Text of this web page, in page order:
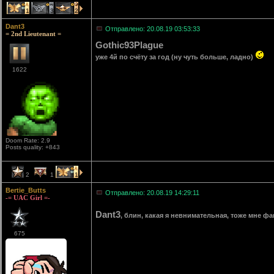
1 3 2
Dant3
= 2nd Lieutenant =
1622
Doom Rate: 2.9
Posts quality: +843
Отправлено: 20.08.19 03:53:33
Gothic93Plague
уже 4й по счёту за год (ну чуть больше, ладно)
2 1 1
Bertie_Butts
-= UAC Girl =-
675
Отправлено: 20.08.19 14:29:11
Dant3, блин, какая я невнимательная, тоже мне